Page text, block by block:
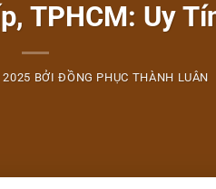
TPHCM: Uy
2025 BỞIĐỒNG PHỤC THÀNH LUÂN